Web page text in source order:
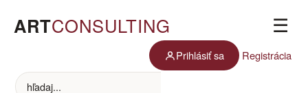
ARTCONSULTING ☰
Prihlásiť sa Registrácia